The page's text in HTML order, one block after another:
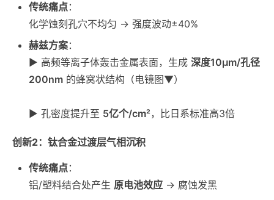
传统痛点：
化学蚀刻孔穴不均匀 → 强度波动±40%
赫兹方案：
▶ 高频等离子体轰击金属表面，生成深度10μm/孔径
200nm 的蜂窝状结构（电镜图▼）
▶ 孔密度提升至 5亿个/cm²，比日系标准高3倍
创新2：钛合金过渡层气相沉积
传统痛点：
铝/塑料结合处产生 原电池效应 → 腐蚀发黑